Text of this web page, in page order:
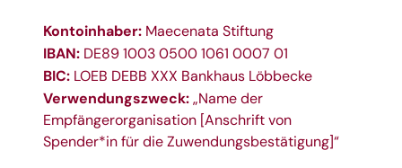
Kontoinhaber: Maecenata Stiftung
IBAN: DE89 1003 0500 1061 0007 01
BIC: LOEB DEBB XXX Bankhaus Löbbecke
Verwendungszweck: „Name der
Empfängerorganisation [Anschrift von
Spender*in für die Zuwendungsbestätigung]“